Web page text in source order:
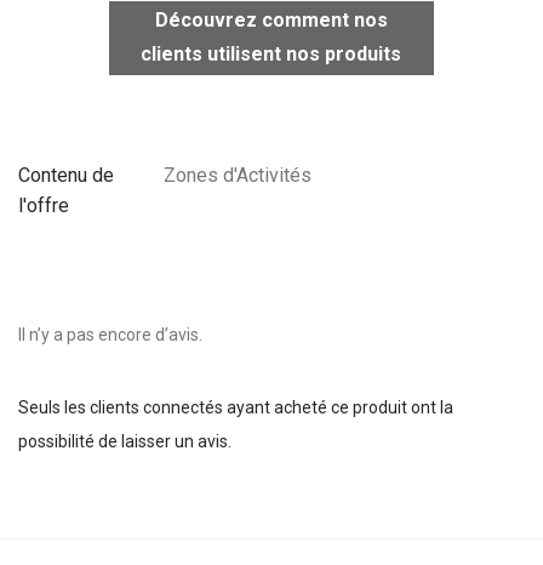
Découvrez comment nos
clients utilisent nos produits
Contenu de
l'offre
Zones d'Activités
Il n’y a pas encore d’avis.
Seuls les clients connectés ayant acheté ce produit ont la
possibilité de laisser un avis.